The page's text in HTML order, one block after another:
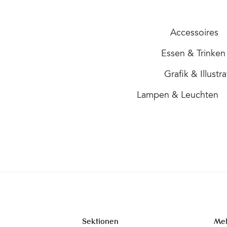
verließ und wie er seitdem auf seine
und die Welt blickt. Seine Art zu
und wahnsinnig sympathisch&hellip
Accessoires
Essen & Trinken
Grafik &
Lampen & Leuchten
Sektionen